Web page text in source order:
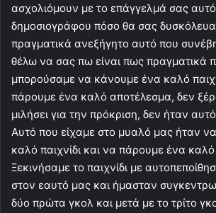
ασχολιόμουν με το επάγγελμά σας
δημοσιογράφου πόσο θα σας
πραγματικά ανεξήγητο αυτό που
θέλω να σας πω είναι πως πραγματικά
μπορούσαμε να κάνουμε ένα καλό
πάρουμε ένα καλό αποτέλεσμα, δεν
μιλήσει για την πρόκριση, δεν ήταν
Αυτό που είχαμε στο μυαλό μας ήταν
καλό παιχνίδι και να πάρουμε ένα
Ξεκινήσαμε το παιχνίδι με
στον εαυτό μας και ήμασταν
δύο πρώτα γκολ και μετά με το τρίτο